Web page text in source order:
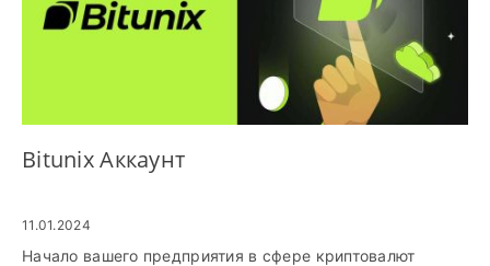
Bitunix Аккаунт
11.01.2024
Начало вашего предприятия в сфере криптовалют